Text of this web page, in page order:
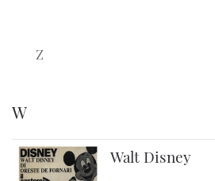
Z
W
Walt Disney